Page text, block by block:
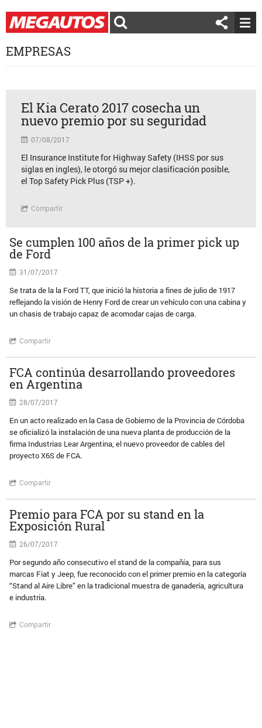
EMPRESAS
El Kia Cerato 2017 cosecha un
nuevo premio por su seguridad
07/08/2017
El Insurance Institute for Highway Safety (IHSS por sus
siglas en ingles), le otorgó su mejor clasificación posible,
el Top Safety Pick Plus (TSP +).
Compartir
Se cumplen 100 años de la primer pick up
de Ford
31/07/2017
Se trata de la la Ford TT, que inició la historia a fines de julio de 1917
reflejando la visión de Henry Ford de crear un vehículo con una cabina y
un chasis de trabajo capaz de acomodar cajas de carga.
Compartir
FCA continúa desarrollando proveedores
en Argentina
28/07/2017
En un acto realizado en la Casa de Gobierno de la Provincia de Córdoba
se oficializó la instalación de una nueva planta de producción de la
firma Industrias Lear Argentina, el nuevo proveedor de cables del
proyecto X6S de FCA.
Compartir
Premio para FCA por su stand en la
Exposición Rural
26/07/2017
Por segundo año consecutivo el stand de la compañía, para sus
marcas Fiat y Jeep, fue reconocido con el primer premio en la categoría
“Stand al Aire Libre” en la tradicional muestra de ganadería, agricultura
e industria.
Compartir